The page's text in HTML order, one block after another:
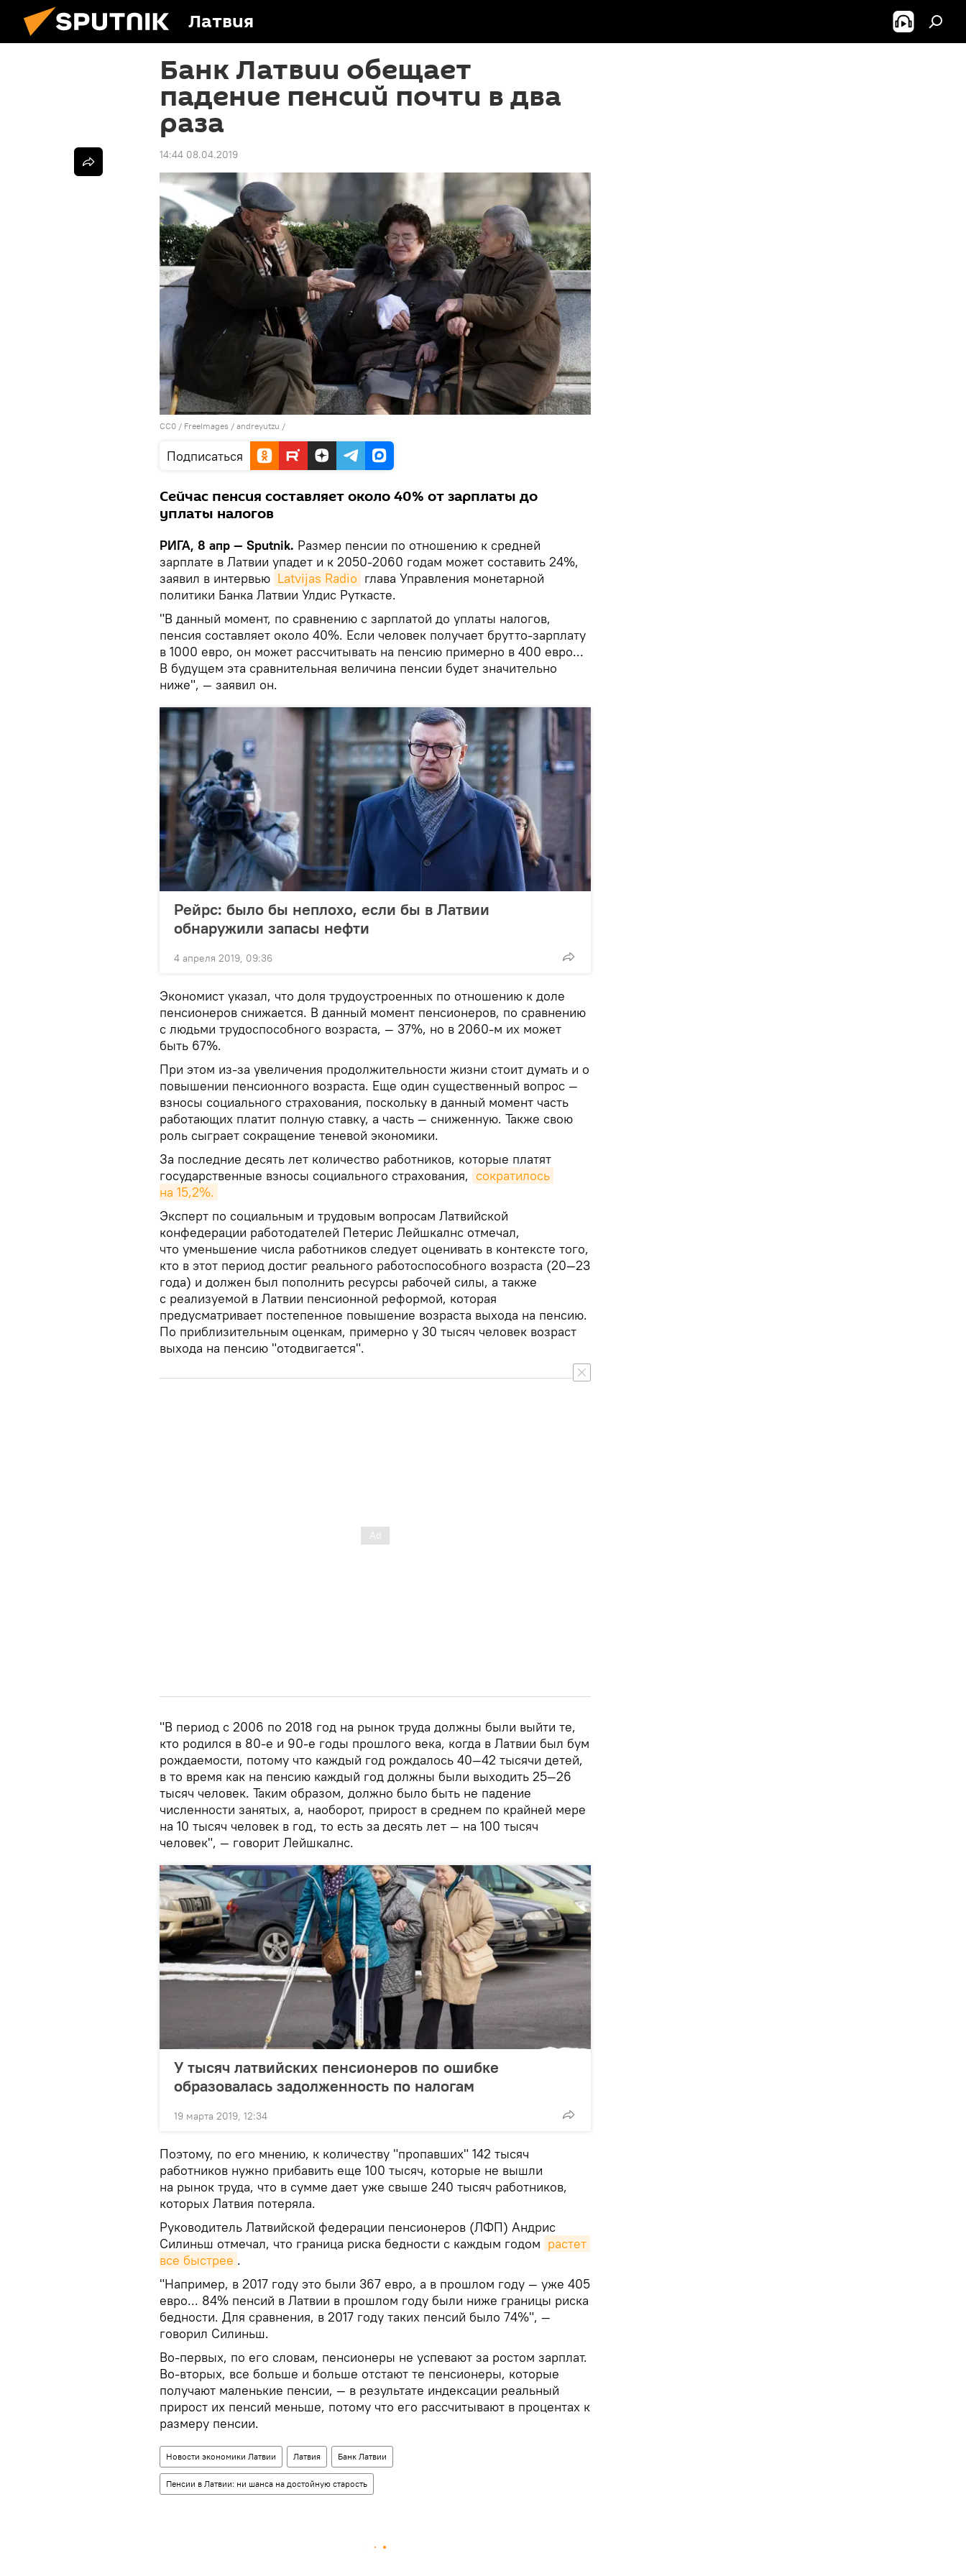
Латвия
Банк Латвии обещает
падение пенсий почти в два
раза
14:44 08.04.2019
CC0 / FreeImages / andreyutzu /
Подписаться
Сейчас пенсия составляет около 40% от зарплаты до
уплаты налогов
РИГА, 8 апр — Sputnik. Размер пенсии по отношению к средней
зарплате в Латвии упадет и к 2050-2060 годам может составить 24%,
заявил в интервью Latvijas Radio глава Управления монетарной
политики Банка Латвии Улдис Руткасте.
"В данный момент, по сравнению с зарплатой до уплаты налогов,
пенсия составляет около 40%. Если человек получает брутто-зарплату
в 1000 евро, он может рассчитывать на пенсию примерно в 400 евро...
В будущем эта сравнительная величина пенсии будет значительно
ниже", — заявил он.
Рейрс: было бы неплохо, если бы в Латвии
обнаружили запасы нефти
4 апреля 2019, 09:36
Экономист указал, что доля трудоустроенных по отношению к доле
пенсионеров снижается. В данный момент пенсионеров, по сравнению
с людьми трудоспособного возраста, — 37%, но в 2060-м их может
быть 67%.
При этом из-за увеличения продолжительности жизни стоит думать и о
повышении пенсионного возраста. Еще один существенный вопрос —
взносы социального страхования, поскольку в данный момент часть
работающих платит полную ставку, а часть — сниженную. Также свою
роль сыграет сокращение теневой экономики.
За последние десять лет количество работников, которые платят
государственные взносы социального страхования, сократилось
на 15,2%.
Эксперт по социальным и трудовым вопросам Латвийской
конфедерации работодателей Петерис Лейшкалнс отмечал,
что уменьшение числа работников следует оценивать в контексте того,
кто в этот период достиг реального работоспособного возраста (20—23
года) и должен был пополнить ресурсы рабочей силы, а также
с реализуемой в Латвии пенсионной реформой, которая
предусматривает постепенное повышение возраста выхода на пенсию.
По приблизительным оценкам, примерно у 30 тысяч человек возраст
выхода на пенсию "отодвигается".
"В период с 2006 по 2018 год на рынок труда должны были выйти те,
кто родился в 80-е и 90-е годы прошлого века, когда в Латвии был бум
рождаемости, потому что каждый год рождалось 40—42 тысячи детей,
в то время как на пенсию каждый год должны были выходить 25—26
тысяч человек. Таким образом, должно было быть не падение
численности занятых, а, наоборот, прирост в среднем по крайней мере
на 10 тысяч человек в год, то есть за десять лет — на 100 тысяч
человек", — говорит Лейшкалнс.
У тысяч латвийских пенсионеров по ошибке
образовалась задолженность по налогам
19 марта 2019, 12:34
Поэтому, по его мнению, к количеству "пропавших" 142 тысяч
работников нужно прибавить еще 100 тысяч, которые не вышли
на рынок труда, что в сумме дает уже свыше 240 тысяч работников,
которых Латвия потеряла.
Руководитель Латвийской федерации пенсионеров (ЛФП) Андрис
Силиньш отмечал, что граница риска бедности с каждым годом растет
все быстрее .
"Например, в 2017 году это были 367 евро, а в прошлом году — уже 405
евро... 84% пенсий в Латвии в прошлом году были ниже границы риска
бедности. Для сравнения, в 2017 году таких пенсий было 74%", —
говорил Силиньш.
Во-первых, по его словам, пенсионеры не успевают за ростом зарплат.
Во-вторых, все больше и больше отстают те пенсионеры, которые
получают маленькие пенсии, — в результате индексации реальный
прирост их пенсий меньше, потому что его рассчитывают в процентах к
размеру пенсии.
Новости экономики Латвии Латвия Банк Латвии
Пенсии в Латвии: ни шанса на достойную старость